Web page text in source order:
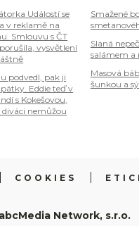
Událostí se
v reklamě na
Smlouvu s ČT
vysvětlení
podvedl, pak ji
Eddie teď v
s Kokešovou,
diváci nemůžou
Smažené
Slaná
salámem a
Masová
šunkou a
COOKIES
Network, s.r.o.